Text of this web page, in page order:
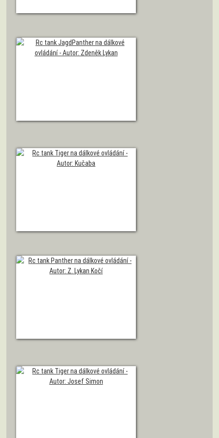
Autor: Zdeněk Kočí
Autor: Zdeněk Kočí
Model tanku JagdPanther
Autor: Z. Kučaba
Model tanku Tiger
Autor: Z. Lykan Kočí
Model tanku Panther verze G